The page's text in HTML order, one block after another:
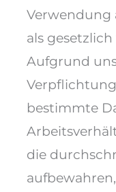
Verwendung
als
Aufgrund
bestimmte
die